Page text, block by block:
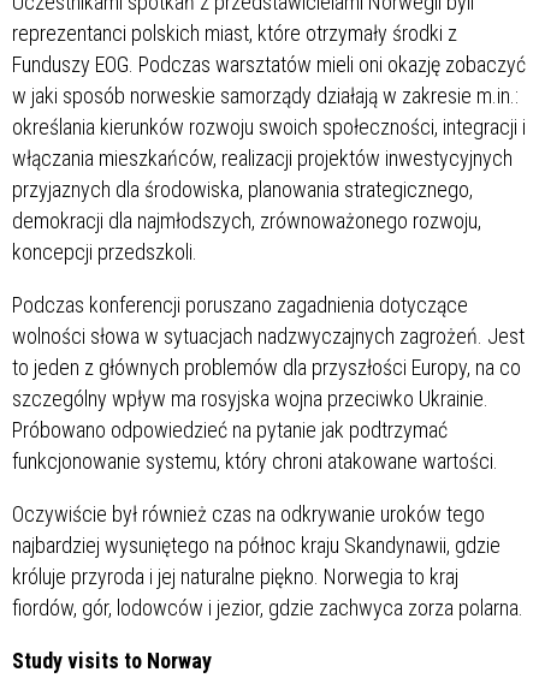
reprezentanci polskich miast, które otrzymały środki z
Funduszy EOG. Podczas warsztatów mieli oni okazję zobaczyć
w jaki sposób norweskie samorządy działają w zakresie m.in.:
określania kierunków rozwoju swoich społeczności, integracji i
włączania mieszkańców, realizacji projektów inwestycyjnych
przyjaznych dla środowiska, planowania strategicznego,
demokracji dla najmłodszych, zrównoważonego rozwoju,
koncepcji przedszkoli.
Podczas konferencji poruszano zagadnienia dotyczące
wolności słowa w sytuacjach nadzwyczajnych zagrożeń. Jest
to jeden z głównych problemów dla przyszłości Europy, na co
szczególny wpływ ma rosyjska wojna przeciwko Ukrainie.
Próbowano odpowiedzieć na pytanie jak podtrzymać
funkcjonowanie systemu, który chroni atakowane wartości.
Oczywiście był również czas na odkrywanie uroków tego
najbardziej wysuniętego na północ kraju Skandynawii, gdzie
króluje przyroda i jej naturalne piękno. Norwegia to kraj
fiordów, gór, lodowców i jezior, gdzie zachwyca zorza polarna.
Study visits to Norway